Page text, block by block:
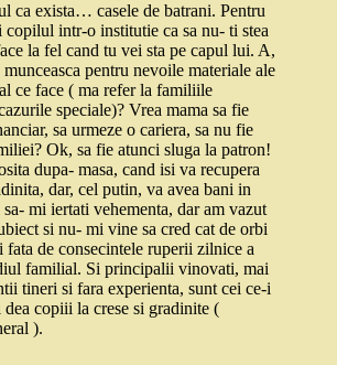
ca exista… casele de batrani. Pentru
copilul intr-o institutie ca sa nu- ti stea
la fel cand tu vei sta pe capul lui. A,
pentru nevoile materiale ale
ce face ( ma refer la familiile
speciale)? Vrea mama sa fie
sa urmeze o cariera, sa nu fie
Ok, sa fie atunci sluga la patron!
dupa- masa, cand isi va recupera
dar, cel putin, va avea bani in
mi iertati vehementa, dar am vazut
si nu- mi vine sa cred cat de orbi
de consecintele ruperii zilnice a
familial. Si principalii vinovati, mai
tineri si fara experienta, sunt cei ce-i
dea copiii la crese si gradinite (
).